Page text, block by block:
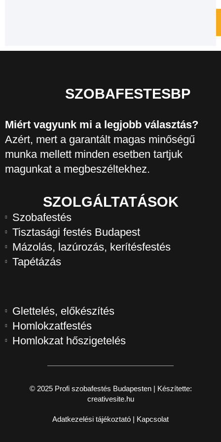
SZOBAFESTESBP
Miért vagyunk mi a legjobb választás?
Azért, mert a garantált magas minőségű
munka mellett minden esetben tartjuk
magunkat a megbeszéltekhez.
SZOLGÁLTATÁSOK
Szobafestés
Tisztasági festés Budapest
Mázolás, lazúrozás, kerítésfestés
Tapétázás
Glettelés, előkészítés
Homlokzatfestés
Homlokzat hőszigetelés
© 2025 Profi szobafestés Budapesten | Készítette:
creativesite.hu
Adatkezelési tájékoztató | Kapcsolat